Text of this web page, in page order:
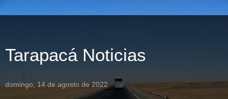
Tarapacá Noticias
domingo, 14 de agosto de 2022